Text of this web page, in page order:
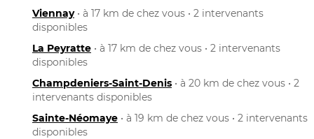
Viennay• à 17 km de chez vous • 2 intervenants
disponibles
La Peyratte • à 17 km de chez vous • 2 intervenants
disponibles
Champdeniers-Saint-Denis • à 20 km de chez vous • 2
intervenants disponibles
Sainte-Néomaye • à 19 km de chez vous • 2 intervenants
disponibles